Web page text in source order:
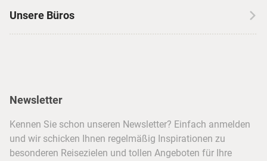
Insidertipps
Barrierefreiheitserklärung
Skireisen
Hotels & Unterkünfte
Kreuzfahrten
Unsere Büros
Stuttgart
Newsletter
Kennen Sie schon unseren Newsletter? Einfach anmelden
und wir schicken Ihnen regelmäßig Inspirationen zu
besonderen Reisezielen und tollen Angeboten für Ihre